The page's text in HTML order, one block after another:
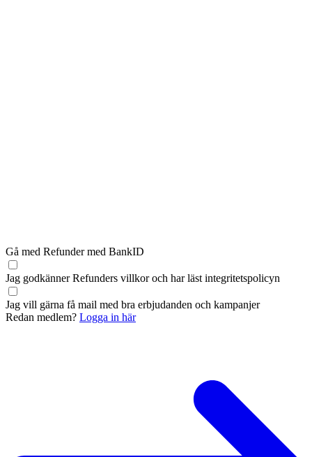
Gå med Refunder med BankID
Jag godkänner Refunders villkoroch har läst integritetspolicyn
Jag vill gärna få mail med bra erbjudanden och kampanjer
Redan medlem? Logga in här